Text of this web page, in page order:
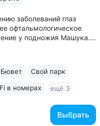
заболеваний глаз
офтальмологическое
у подножия Машука.
вокруг Машука.
Выбрать
Бювет Свой парк
в номерах ещё 3